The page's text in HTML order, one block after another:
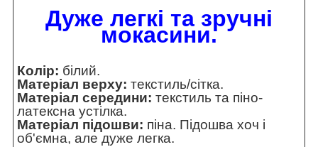
Дуже легкі та зручні
мокасини.
Колір: білий.
Матеріал верху: текстиль/сітка.
Матеріал середини: текстиль та піно-
латексна устілка.
Матеріал підошви: піна. Підошва хоч і
об'ємна, але дуже легка.